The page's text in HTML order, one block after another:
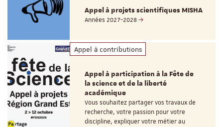
Appel à projets scientifiques MISHA
Années 2027-2028
Appel à contributions
Appel à participation à la Fête de
la science et de la liberté
académique
Vous souhaitez partager vos travaux de
recherche, votre passion pour votre
discipline, expliquer votre métier au